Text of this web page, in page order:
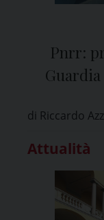
Pnrr:
Guardia
di Riccardo
Attualità